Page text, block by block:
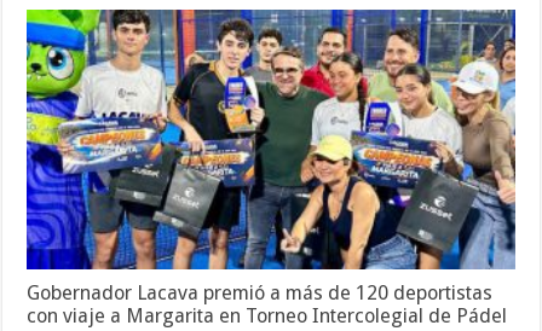
Gobernador Lacava premió a más de 120 deportistas
con viaje a Margarita en Torneo Intercolegial de Pádel